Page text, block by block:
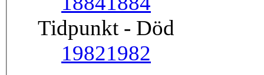
Tidpunkt - Död
19821982